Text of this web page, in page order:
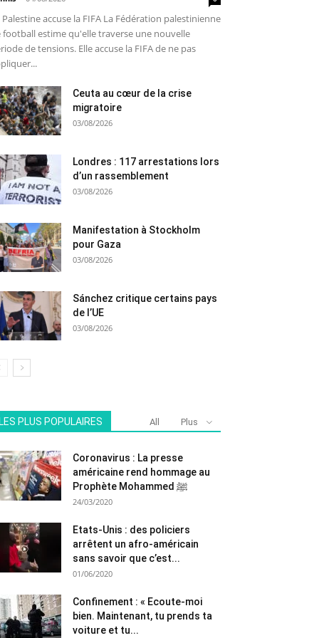
Palestine accuse la FIFA La Fédération palestinienne
football estime qu'elle traverse une nouvelle
de tensions. Elle accuse la FIFA de ne pas
Ceuta au cœur de la crise
migratoire
03/08/2026
Londres : 117 arrestations lors
d’un rassemblement
03/08/2026
Manifestation à Stockholm
pour Gaza
03/08/2026
Sánchez critique certains pays
de l’UE
03/08/2026
LES PLUS POPULAIRES All Plus
Coronavirus : La presse
américaine rend hommage au
Prophète Mohammed ﷺ
24/03/2020
Etats-Unis : des policiers
arrêtent un afro-américain
sans savoir que c’est...
01/06/2020
Confinement : « Ecoute-moi
bien. Maintenant, tu prends ta
voiture et tu...